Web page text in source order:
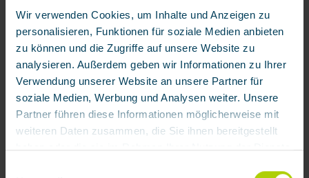
Wir verwenden Cookies, um Inhalte und Anzeigen zu
personalisieren, Funktionen für soziale Medien anbieten
zu können und die Zugriffe auf unsere Website zu
analysieren. Außerdem geben wir Informationen zu Ihrer
Verwendung unserer Website an unsere Partner für
soziale Medien, Werbung und Analysen weiter. Unsere
Partner führen diese Informationen möglicherweise mit
weiteren Daten zusammen, die Sie ihnen bereitgestellt
haben oder die sie im Rahmen Ihrer Nutzung der Dienste